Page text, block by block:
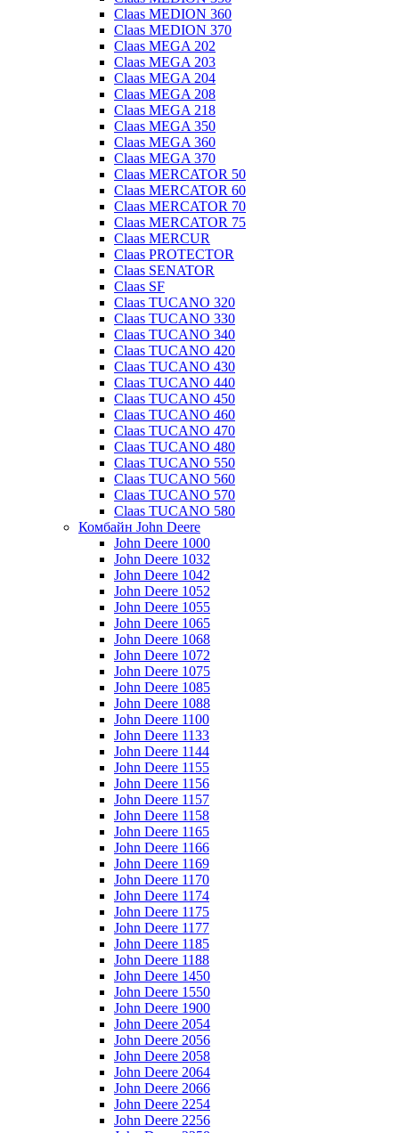
Claas MEDION 360
Claas MEDION 370
Claas MEGA 202
Claas MEGA 203
Claas MEGA 204
Claas MEGA 208
Claas MEGA 218
Claas MEGA 350
Claas MEGA 360
Claas MEGA 370
Claas MERCATOR 50
Claas MERCATOR 60
Claas MERCATOR 70
Claas MERCATOR 75
Claas MERCUR
Claas PROTECTOR
Claas SENATOR
Claas SF
Claas TUCANO 320
Claas TUCANO 330
Claas TUCANO 340
Claas TUCANO 420
Claas TUCANO 430
Claas TUCANO 440
Claas TUCANO 450
Claas TUCANO 460
Claas TUCANO 470
Claas TUCANO 480
Claas TUCANO 550
Claas TUCANO 560
Claas TUCANO 570
Claas TUCANO 580
Комбайн John Deere
John Deere 1000
John Deere 1032
John Deere 1042
John Deere 1052
John Deere 1055
John Deere 1065
John Deere 1068
John Deere 1072
John Deere 1075
John Deere 1085
John Deere 1088
John Deere 1100
John Deere 1133
John Deere 1144
John Deere 1155
John Deere 1156
John Deere 1157
John Deere 1158
John Deere 1165
John Deere 1166
John Deere 1169
John Deere 1170
John Deere 1174
John Deere 1175
John Deere 1177
John Deere 1185
John Deere 1188
John Deere 1450
John Deere 1550
John Deere 1900
John Deere 2054
John Deere 2056
John Deere 2058
John Deere 2064
John Deere 2066
John Deere 2254
John Deere 2256